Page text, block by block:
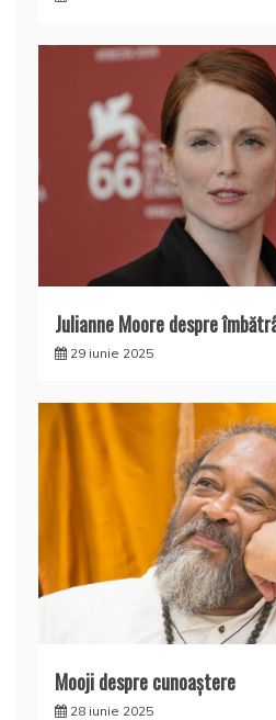
Julianne Moore despre
29 iunie 2025
Mooji despre cunoaştere
28 iunie 2025